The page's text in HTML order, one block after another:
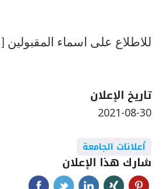
للاطلاع على اسماء المقبولين [
تاريخ الإعلان
2021-08-30
أعلانات الجامعة
شارك هذا الإعلان